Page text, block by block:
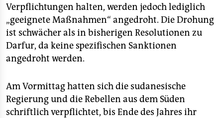
fragen & hilfe
unterstützen
abo
epaper login
Verpflichtungen halten, werden jedoch lediglich
„geeignete Maßnahmen“ angedroht. Die Drohung
ist schwächer als in bisherigen Resolutionen zu
Darfur, da keine spezifischen Sanktionen
angedroht werden.
Am Vormittag hatten sich die sudanesische
Regierung und die Rebellen aus dem Süden
schriftlich verpflichtet, bis Ende des Jahres ihr